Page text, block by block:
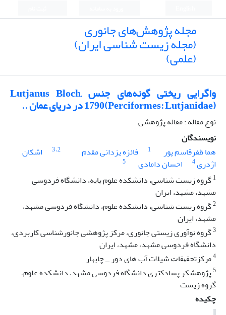
مجله پژوهش‌های جانوری
(مجله زیست شناسی ایران)
(علمی)
واگرایی ریختی گونه‌های جنس Lutjanus Bloch,
1790(Perciformes: Lutjanidae) در دریای عمان ..
نوع مقاله : مقاله پژوهشی
نویسندگان
هما ظفرقاسم پور
1 فائزه یزدانی مقدم 2، 3
اشکان
اژدری4 احسان دامادی
5
1گروه زیست شناسی، دانشکده علوم پایه، دانشگاه فردوسی
مشهد، مشهد، ایران
2گروه زیست شناسی، دانشکده علوم، دانشگاه فردوسی مشهد،
مشهد، ایران
3گروه نوآوری زیستی جانوری، مرکز پژوهشی جانورشناسی کاربردی،
دانشگاه فردوسی مشهد، مشهد، ایران
4ﻣرکزﺗﺤﻘﻴﻘﺎﺕ شیلات آب های دور _ چابهار
5پژوهشکر پسادکتری دانشگاه فردوسی مشهد، دانشکده علوم،
گروه زیست
چکیده